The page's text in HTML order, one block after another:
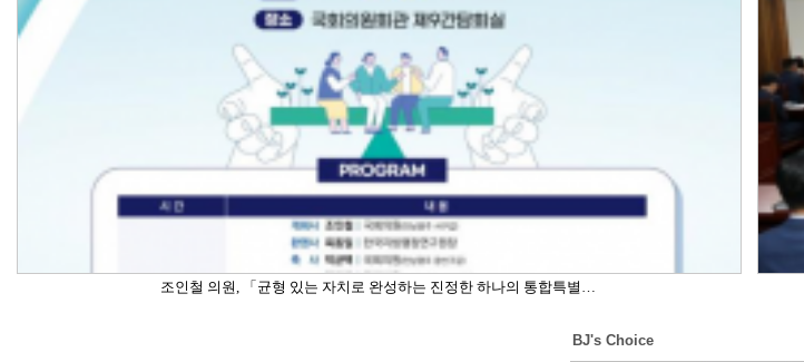
조인철 의원, 「균형 있는 자치로 완성하는 진정한 하나의 통합특별…